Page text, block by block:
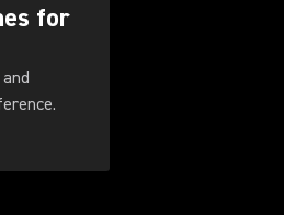
for
reference.